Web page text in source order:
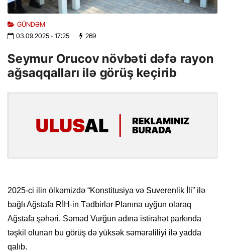
GÜNDƏM
03.09.2025- 17:25 269
Seymur Orucov növbəti dəfə rayon
ağsaqqalları ilə görüş keçirib
2025-ci ilin ölkəmizdə “Konstitusiya və Suverenlik İli” ilə
bağlı Ağstafa RİH-in Tədbirlər Planına uyğun olaraq
Ağstafa şəhəri, Səməd Vurğun adına istirahət parkında
təşkil olunan bu görüş də yüksək səmərəliliyi ilə yadda
qalıb.